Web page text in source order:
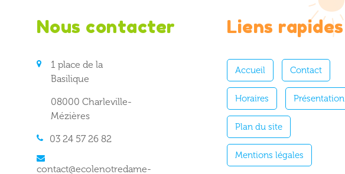
Nous contacter
1 place de la
Basilique
08000 Charleville-
Mézières
03 24 57 26 82
contact@ecolenotredame-
Liens rapides
Accueil Contact
Horaires Présentation
Plan du site
Mentions légales